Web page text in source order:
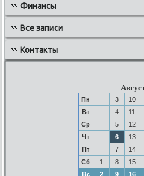
Финансы
Все записи
Контакты
Пн 3 10
Вт
4 11
Ср
5 12
Чт
6 13
Пт
7 14
Сб
1 8 15
Вс
2 9 16